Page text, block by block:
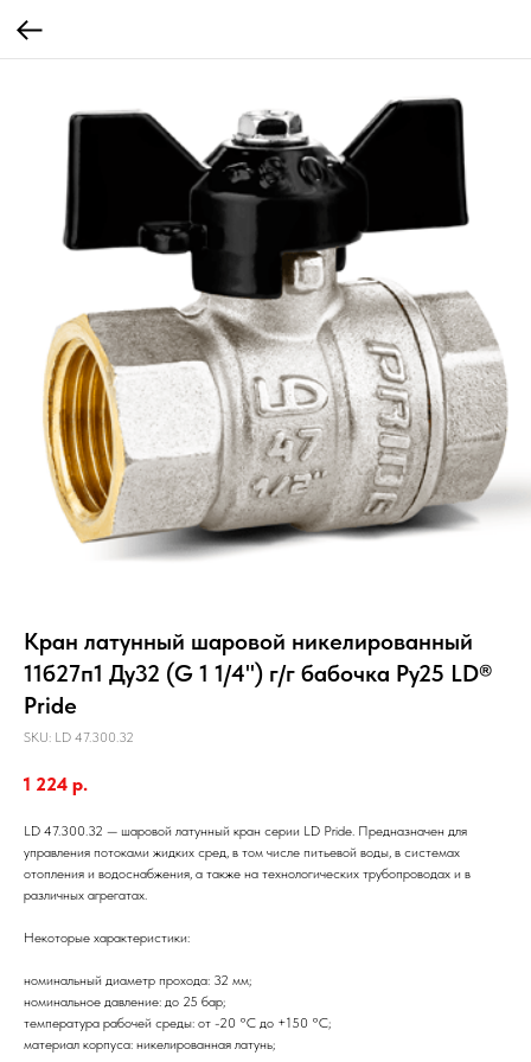
Кран латунный шаровой никелированный
11б27п1 Ду32 (G 1 1/4") г/г бабочка Ру25 LD®
Pride
SKU: LD 47.300.32
1 224 р.
LD 47.300.32 — шаровой латунный кран серии LD Pride. Предназначен для
управления потоками жидких сред, в том числе питьевой воды, в системах
отопления и водоснабжения, а также на технологических трубопроводах и в
различных агрегатах.
Некоторые характеристики:
номинальный диаметр прохода: 32 мм;
номинальное давление: до 25 бар;
температура рабочей среды: от -20 °С до +150 °С;
материал корпуса: никелированная латунь;